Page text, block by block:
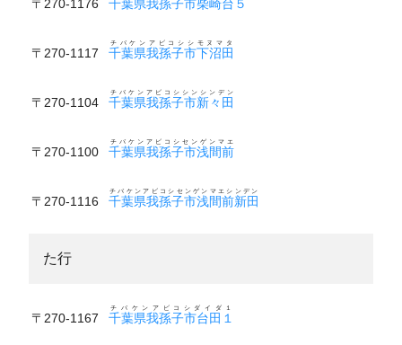
〒270-1176 千葉県我孫子市柴崎台５
〒270-1117 千葉県我孫子市下沼田
チバケンアビコシシモヌマタ
〒270-1104 千葉県我孫子市新々田
チバケンアビコシシンシンデン
〒270-1100 千葉県我孫子市浅間前
チバケンアビコシセンゲンマエ
〒270-1116 千葉県我孫子市浅間前新田
チバケンアビコシセンゲンマエシンデン
た行
〒270-1167 千葉県我孫子市台田１
チバケンアビコシダイダ１